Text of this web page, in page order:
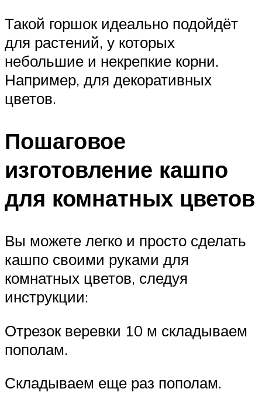
Такой горшок идеально подойдёт
для растений, у которых
небольшие и некрепкие корни.
Например, для декоративных
цветов.
Пошаговое
изготовление кашпо
для комнатных цветов
Вы можете легко и просто сделать
кашпо своими руками для
комнатных цветов, следуя
инструкции:
Отрезок веревки 10 м складываем
пополам.
Складываем еще раз пополам.